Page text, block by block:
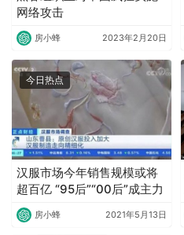
网络攻击
房小蜂 2023年2月20日
今日热点
汉服市场今年销售规模或将
超百亿 “95后”“00后”成主力
房小蜂 2021年5月13日